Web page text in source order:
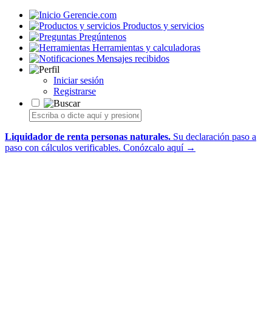
Gerencie.com
Productos y servicios
Pregúntenos
Herramientas y calculadoras
Mensajes recibidos
Iniciar sesión
Registrarse
Liquidador de renta personas naturales. Su declaración paso a
paso con cálculos verificables. Conózcalo aquí →